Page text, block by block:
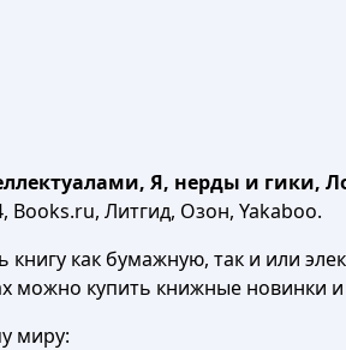
Я, нерды и гики,
Books.ru, Литгид, Озон, Yakaboo.
как бумажную, так и или
можно купить книжные новинки
миру: